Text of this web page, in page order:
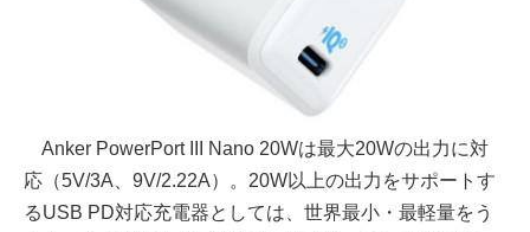
Anker PowerPort III Nano 20Wは最大20Wの出力に対
応（5V/3A、9V/2.22A）。20W以上の出力をサポートす
るUSB PD対応充電器としては、世界最小・最軽量をう